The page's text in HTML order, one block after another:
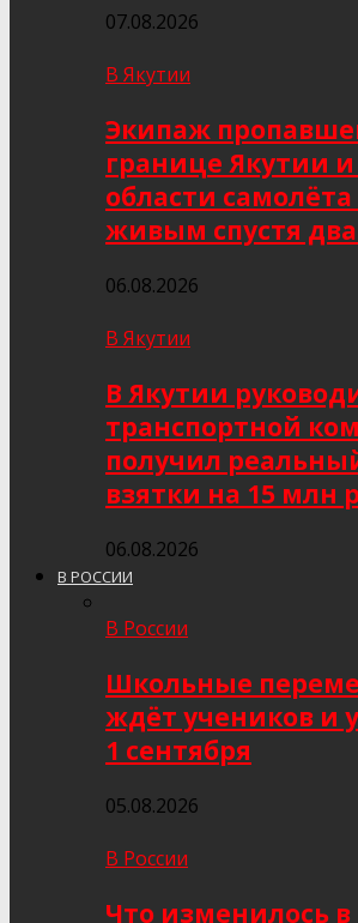
07.08.2026
В Якутии
Экипаж
границе Якутии
области
живым спустя
06.08.2026
В Якутии
В Якутии
транспортной
получил
взятки на 15 млн
06.08.2026
В РОССИИ
В России
Школьные
ждёт учеников и
1 сентября
05.08.2026
В России
Что изменилось в